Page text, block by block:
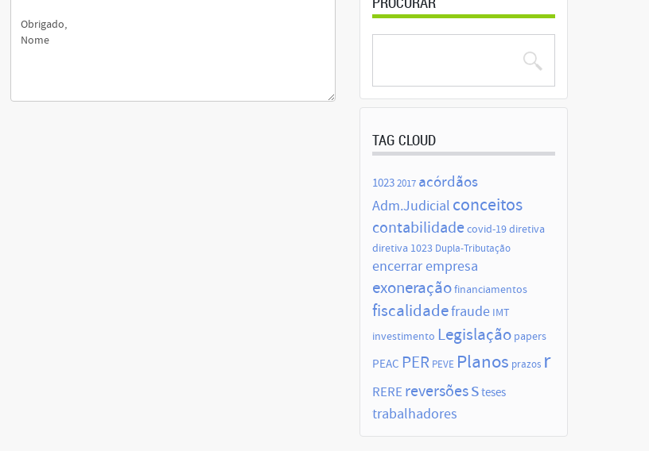
TAG CLOUD
10232017 acórdãos
Adm.Judicial conceitos
contabilidade covid-19diretiva
diretiva 1023 Dupla-Tributação
encerrar empresa
exoneraçãofinanciamentos
fiscalidadefraude IMT
investimento Legislação papers
PEAC PER PEVE Planos prazos r
RERE reversõessteses
trabalhadores